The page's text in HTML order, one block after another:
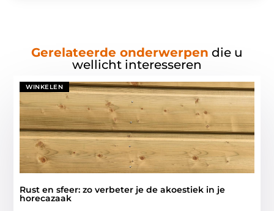
Gerelateerde onderwerpen die u
wellicht interesseren
WINKELEN
Rust en sfeer: zo verbeter je de akoestiek in je
horecazaak